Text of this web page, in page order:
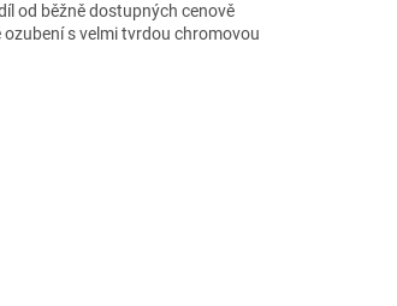
od běžně dostupných cenově
s velmi tvrdou chromovou